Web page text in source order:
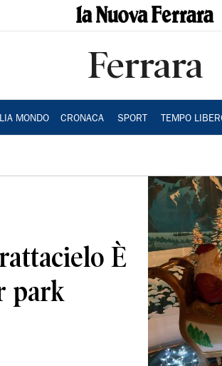
Ferrara
MONDO CRONACA SPORT TEMPO
È
park